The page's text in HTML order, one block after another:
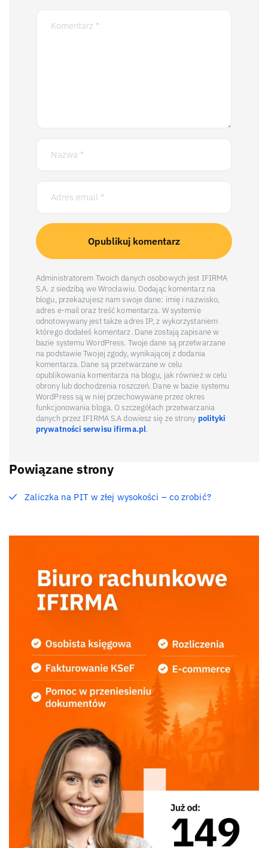
Administratorem Twoich danych osobowych jest IFIRMA
S.A. z siedzibą we Wrocławiu. Dodając komentarz na
blogu, przekazujesz nam swoje dane: imię i nazwisko,
adres e-mail oraz treść komentarza. W systemie
odnotowywany jest także adres IP, z wykorzystaniem
którego dodałeś komentarz. Dane zostają zapisane w
bazie systemu WordPress. Twoje dane są przetwarzane
na podstawie Twojej zgody, wynikającej z dodania
komentarza. Dane są przetwarzane w celu
opublikowania komentarza na blogu, jak również w celu
obrony lub dochodzenia roszczeń. Dane w bazie systemu
WordPress są w niej przechowywane przez okres
funkcjonowania bloga. O szczegółach przetwarzania
danych przez IFIRMA S.A dowiesz się ze strony polityki
prywatności serwisu ifirma.pl.
Powiązane strony
Zaliczka na PIT w złej wysokości – co zrobić?